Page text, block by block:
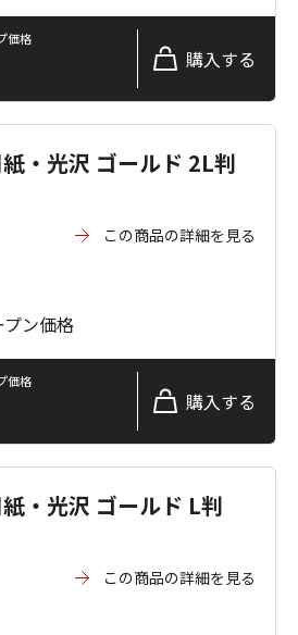
価格
購入する
・光沢 ゴールド 2L判
この商品の詳細を見る
ン価格
価格
購入する
・光沢 ゴールド L判
この商品の詳細を見る